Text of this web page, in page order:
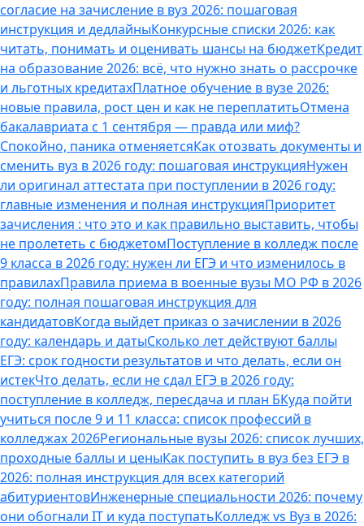
согласие на зачисление в вуз 2026: пошаговая
инструкция и дедлайныКонкурсные списки 2026: как
читать, понимать и оценивать шансы на бюджетКредит
на образование 2026: всё, что нужно знать о рассрочке
и льготных кредитахПлатное обучение в вузе 2026:
новые правила, рост цен и как не переплатитьОтмена
бакалавриата с 1 сентября — правда или миф?
Спокойно, паника отменяетсяКак отозвать документы и
сменить вуз в 2026 году: пошаговая инструкцияНужен
ли оригинал аттестата при поступлении в 2026 году:
главные изменения и полная инструкцияПриоритет
зачисления : что это и как правильно выставить, чтобы
не пролететь с бюджетомПоступление в колледж после
9 класса в 2026 году: нужен ли ЕГЭ и что изменилось в
правилахПравила приема в военные вузы МО РФ в 2026
году: полная пошаговая инструкция для
кандидатовКогда выйдет приказ о зачислении в 2026
году: календарь и датыСколько лет действуют баллы
ЕГЭ: срок годности результатов и что делать, если он
истекЧто делать, если не сдал ЕГЭ в 2026 году:
поступление в колледж, пересдача и план БКуда пойти
учиться после 9 и 11 класса: список профессий в
колледжах 2026Региональные вузы 2026: список лучших,
проходные баллы и ценыКак поступить в вуз без ЕГЭ в
2026: полная инструкция для всех категорий
абитуриентовИнженерные специальности 2026: почему
они обогнали IT и куда поступатьКолледж vs Вуз в 2026: